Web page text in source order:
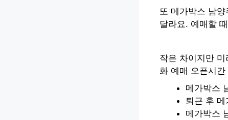
또 메가박스 남
달라요. 예매할
작은 차이지만
화 예매 오픈시
메가박스
퇴근 후
메가박스